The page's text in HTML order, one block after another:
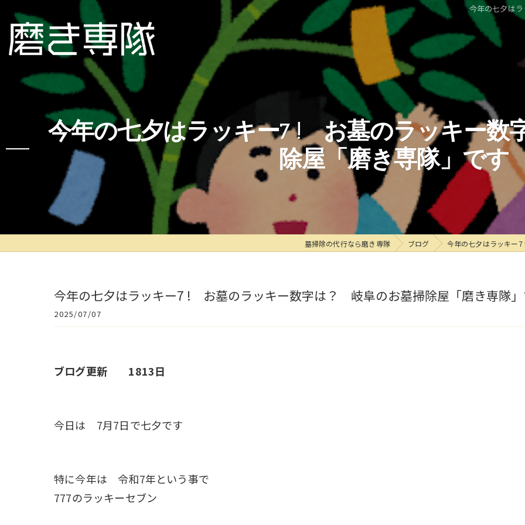
今年の七夕は
今年の七夕はラッキー7 ! お墓のラッキー
除屋「磨き専隊」です
墓掃除の代行なら磨き専隊 ブログ 今年の七夕はラッキー
今年の七夕はラッキー7 ! お墓のラッキー数字は？ 岐阜のお墓掃除屋「磨き専隊
2025/07/07
ブログ更新 1813日
今日は 7月7日で七夕です
特に今年は 令和7年という事で
777のラッキーセブン